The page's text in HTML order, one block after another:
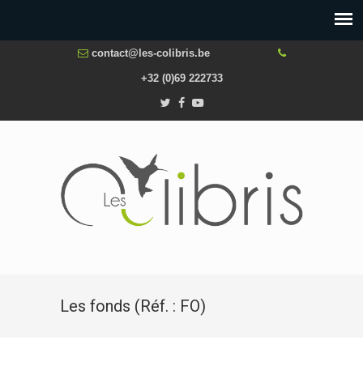
contact@les-colibris.be
+32 (0)69 222733
Les fonds (Réf. : FO)